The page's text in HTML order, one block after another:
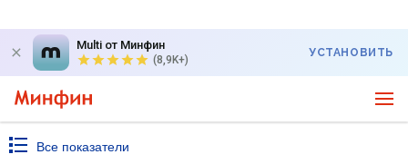
Multi от Минфин
(8,9K+)
УСТАНОВИТЬ
Все показатели